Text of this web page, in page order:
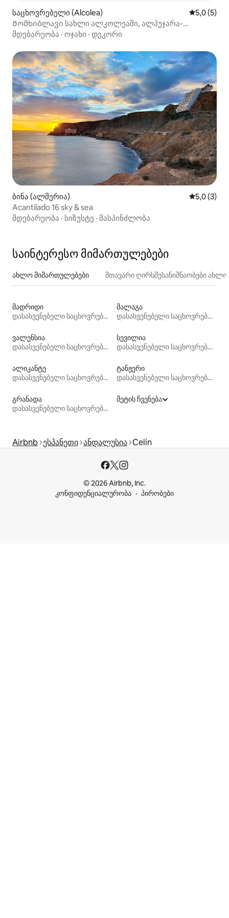
საცხოვრებელი (Alcolea) საშუალო
5,0 (5)
Მომხიბლავი სახლი ალკოლეაში, ალპუჯარა-
ალმერიენსე
მდებარეობა · ოჯახი · დეკორი
ბინა (ალმერია) საშუალო
5,0 (3)
Acantilado 16 sky & sea
მდებარეობა · სიზუსტე · მასპინძლობა
საინტერესო მიმართულებები
ახლო მიმართულებები მთავარი ღირსშესანიშნაობები
მადრიდი
დასასვენებელი საცხოვრებლები
მალაგა
დასასვენებელი საცხოვრებლები
ვალენსია
დასასვენებელი საცხოვრებლები
სევილია
დასასვენებელი საცხოვრებლები
ალიკანტე
დასასვენებელი საცხოვრებლები
ტანჟერი
დასასვენებელი საცხოვრებლები
გრანადა
დასასვენებელი საცხოვრებლები
მეტის ჩვენება
Airbnb ესპანეთი ანდალუსია Celín
© 2026 Airbnb, Inc.
კონფიდენციალურობა
პირობები